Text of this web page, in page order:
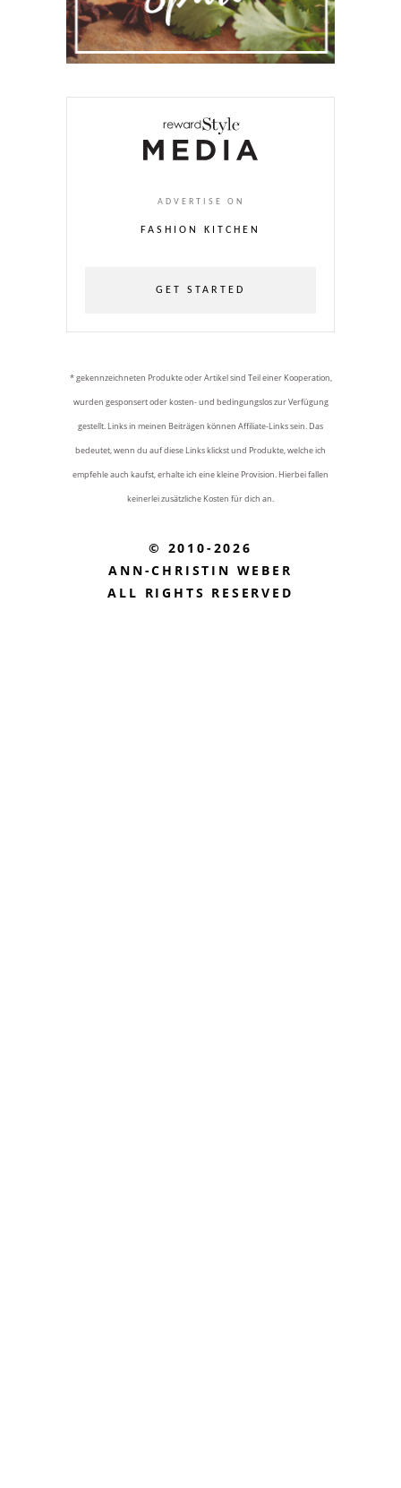
ADVERTISE ON
FASHION KITCHEN
GET STARTED
* gekennzeichneten Produkte oder Artikel sind Teil einer Kooperation,
wurden gesponsert oder kosten- und bedingungslos zur Verfügung
gestellt. Links in meinen Beiträgen können Affiliate-Links sein. Das
bedeutet, wenn du auf diese Links klickst und Produkte, welche ich
empfehle auch kaufst, erhalte ich eine kleine Provision. Hierbei fallen
keinerlei zusätzliche Kosten für dich an.
© 2010-2026
ANN-CHRISTIN WEBER
ALL RIGHTS RESERVED